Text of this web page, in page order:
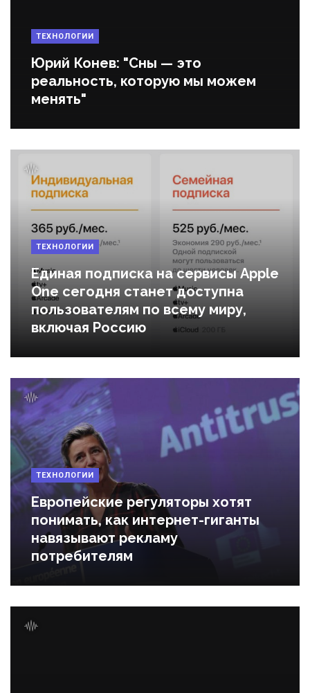
ТЕХНОЛОГИИ
Юрий Конев: "Сны — это
реальность, которую мы можем
менять"
ТЕХНОЛОГИИ
Единая подписка на сервисы Apple
One сегодня станет доступна
пользователям по всему миру,
включая Россию
ТЕХНОЛОГИИ
Европейские регуляторы хотят
понимать, как интернет-гиганты
навязывают рекламу
потребителям